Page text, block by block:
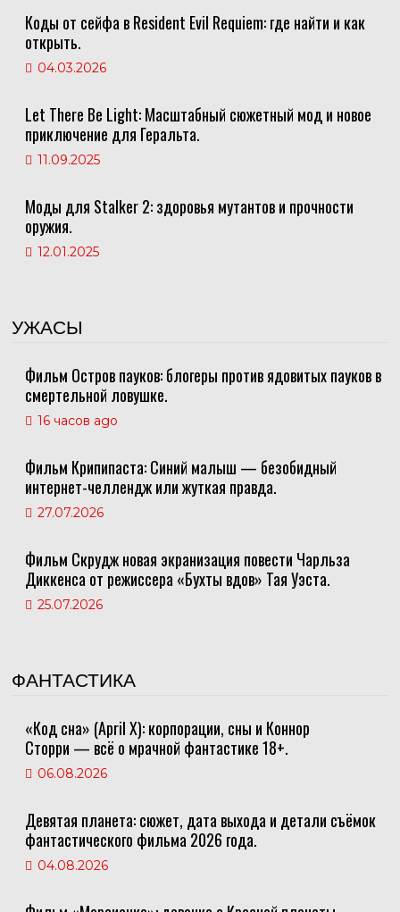
Коды от сейфа в Resident Evil Requiem: где найти и как
открыть.
04.03.2026
Let There Be Light: Масштабный сюжетный мод и новое
приключение для Геральта.
11.09.2025
Моды для Stalker 2: здоровья мутантов и прочности
оружия.
12.01.2025
УЖАСЫ
Фильм Остров пауков: блогеры против ядовитых пауков в
смертельной ловушке.
16 часов ago
Фильм Крипипаста: Синий малыш — безобидный
интернет-челлендж или жуткая правда.
27.07.2026
Фильм Скрудж новая экранизация повести Чарльза
Диккенса от режиссера «Бухты вдов» Тая Уэста.
25.07.2026
ФАНТАСТИКА
«Код сна» (April X): корпорации, сны и Коннор
Сторри — всё о мрачной фантастике 18+.
06.08.2026
Девятая планета: сюжет, дата выхода и детали съёмок
фантастического фильма 2026 года.
04.08.2026